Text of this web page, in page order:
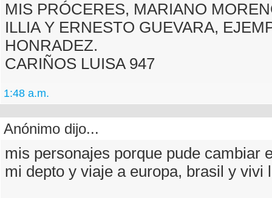
MIS PRÓCERES, MARIANO
ILLIA Y ERNESTO GUEVARA,
HONRADEZ.
CARIÑOS LUISA 947
1:48 a.m.
Anónimo dijo...
mis personajes porque pude cambiar
mi depto y viaje a europa, brasil y vivi